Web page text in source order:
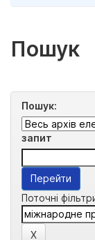
Пошук
Пошук:
запит
Поточні